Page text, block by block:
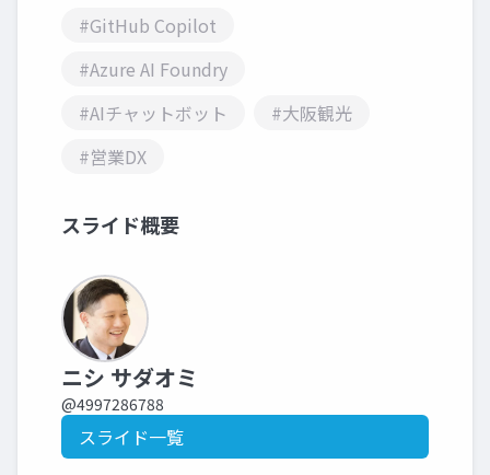
#GitHub Copilot
#Azure AI Foundry
#AIチャットボット
#大阪観光
#営業DX
スライド概要
ニシ サダオミ
@4997286788
スライド一覧